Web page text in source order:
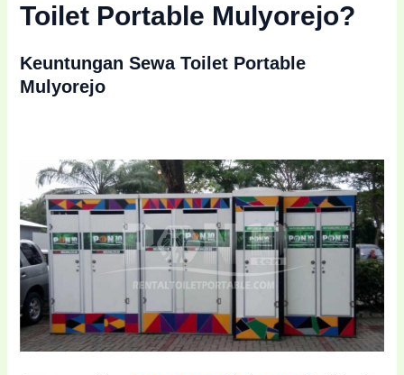
Toilet Portable Mulyorejo?
Keuntungan Sewa Toilet Portable
Mulyorejo